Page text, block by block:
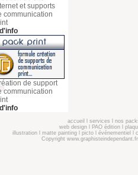
et supports
communication
de support
communication
accueil services
nos
web design
PAO édition
illustrationl matte paintingl pictol événementiel
Copyright www.graphisteindependant.fr